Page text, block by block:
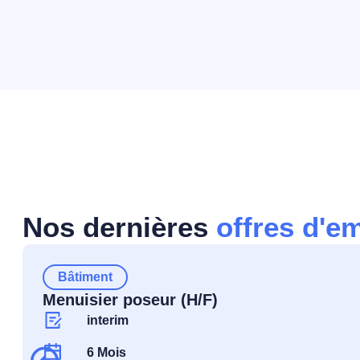
Nos dernières offres
Bâtiment
Menuisier poseur (H/F)
interim
6 Mois